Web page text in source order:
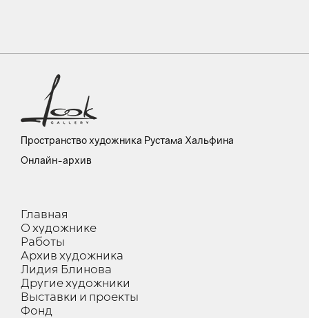
Пространство художника Рустама Хальфина
Онлайн-архив
Главная
О художнике
Работы
Архив художника
Лидия Блинова
Другие художники
Выставки и проекты
Фонд